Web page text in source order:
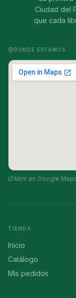
Ciudad del
que cada
DÓNDE ESTAMOS
Abrir en Google
TIENDA
Inicio
Catálogo
Mis pedidos